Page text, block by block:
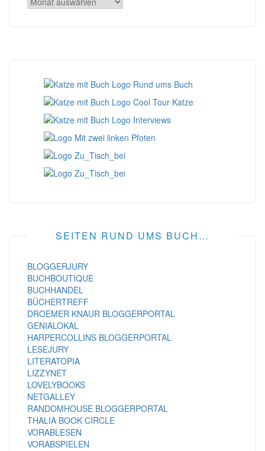
Archiv
SEITEN RUND UMS BUCH…
BLOGGERJURY
BUCHBOUTIQUE
BUCHHANDEL
BÜCHERTREFF
DROEMER KNAUR BLOGGERPORTAL
GENIALOKAL
HARPERCOLLINS BLOGGERPORTAL
LESEJURY
LITERATOPIA
LIZZYNET
LOVELYBOOKS
NETGALLEY
RANDOMHOUSE BLOGGERPORTAL
THALIA BOOK CIRCLE
VORABLESEN
VORABSPIELEN